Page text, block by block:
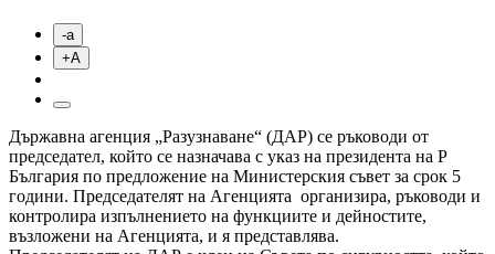
-a
+A
Държавна агенция „Разузнаване“ (ДАР) се ръководи от
председател, който се назначава с указ на президента на Р
България по предложение на Министерския съвет за срок 5
години. Председателят на Агенцията организира, ръководи и
контролира изпълнението на функциите и дейностите,
възложени на Агенцията, и я представлява.